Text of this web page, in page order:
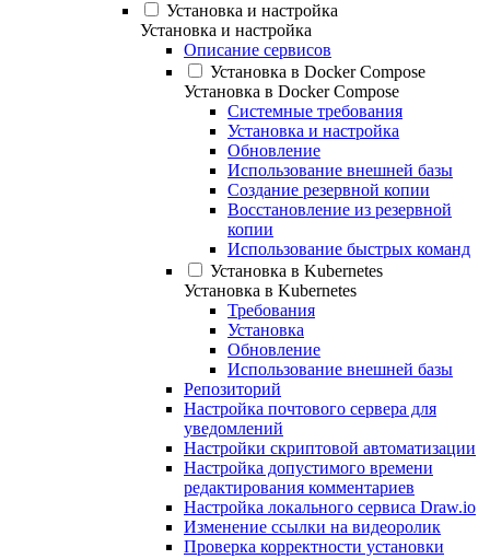
Установка и настройка
Установка и настройка
Описание сервисов
Установка в Docker Compose
Установка в Docker Compose
Системные требования
Установка и настройка
Обновление
Использование внешней базы
Создание резервной копии
Восстановление из резервной
копии
Использование быстрых команд
Установка в Kubernetes
Установка в Kubernetes
Требования
Установка
Обновление
Использование внешней базы
Репозиторий
Настройка почтового сервера для
уведомлений
Настройки скриптовой автоматизации
Настройка допустимого времени
редактирования комментариев
Настройка локального сервиса Draw.io
Изменение ссылки на видеоролик
Проверка корректности установки